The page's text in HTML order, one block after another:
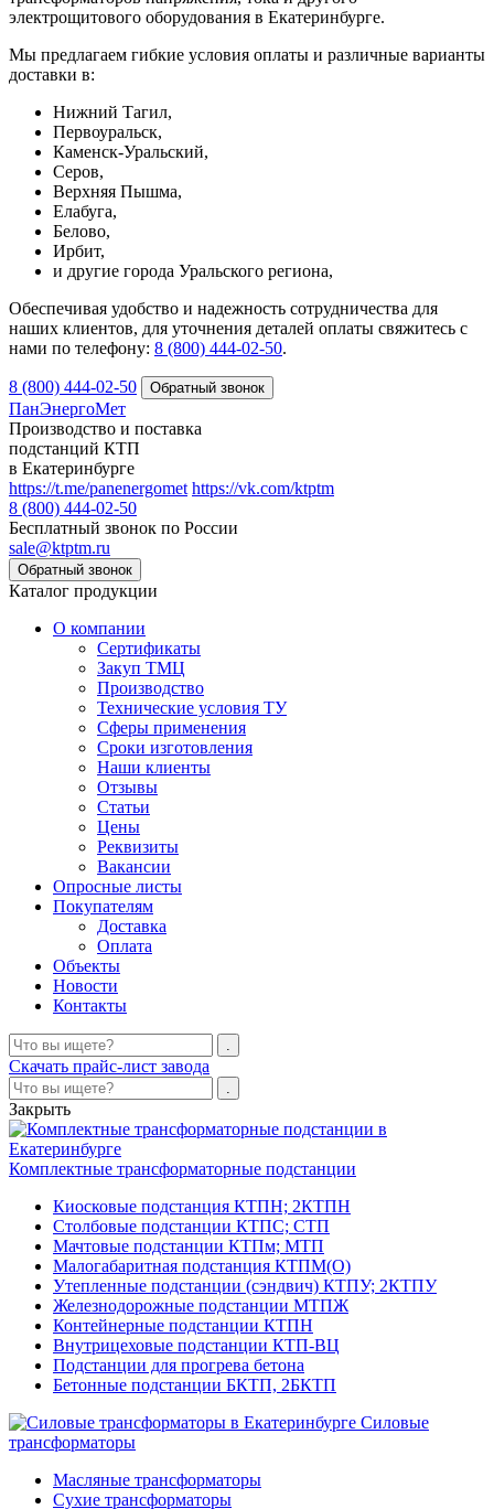
электрощитового оборудования в Екатеринбурге.
Мы предлагаем гибкие условия оплаты и различные варианты
доставки в:
Нижний Тагил,
Первоуральск,
Каменск-Уральский,
Серов,
Верхняя Пышма,
Елабуга,
Белово,
Ирбит,
и другие города Уральского региона,
Обеспечивая удобство и надежность сотрудничества для
наших клиентов, для уточнения деталей оплаты свяжитесь с
нами по телефону: 8 (800) 444-02-50.
8 (800) 444-02-50
ПанЭнергоМет
Производство и поставка
подстанций КТП
в Екатеринбурге
https://t.me/panenergomet https://vk.com/ktptm
8 (800) 444-02-50
Бесплатный звонок по России
sale@ktptm.ru
Каталог продукции
О компании
Сертификаты
Закуп ТМЦ
Производство
Технические условия ТУ
Сферы применения
Сроки изготовления
Наши клиенты
Отзывы
Статьи
Цены
Реквизиты
Вакансии
Опросные листы
Покупателям
Доставка
Оплата
Объекты
Новости
Контакты
Скачать прайс-лист завода
Закрыть
Комплектные трансформаторные подстанции
Киосковые подстанция КТПН; 2КТПН
Столбовые подстанции КТПС; СТП
Мачтовые подстанции КТПм; МТП
Малогабаритная подстанция КТПМ(О)
Утепленные подстанции (сэндвич) КТПУ; 2КТПУ
Железнодорожные подстанции МТПЖ
Контейнерные подстанции КТПН
Внутрицеховые подстанции КТП-ВЦ
Подстанции для прогрева бетона
Бетонные подстанции БКТП, 2БКТП
Силовые
трансформаторы
Масляные трансформаторы
Сухие трансформаторы